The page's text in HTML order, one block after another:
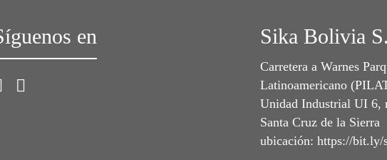
en Sika Bolivia
Carretera a Warnes
Latinoamericano
Unidad Industrial UI 6,
Santa Cruz de la Sierra
ubicación: https://bit.ly/